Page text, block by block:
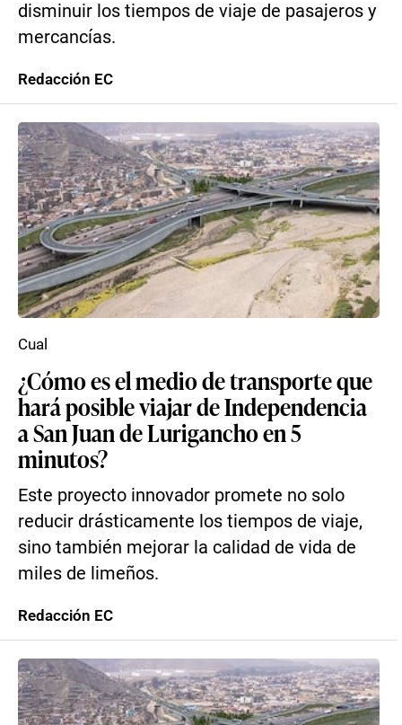
disminuir los tiempos de viaje de pasajeros y
mercancías.
Redacción EC
¿Cómo es el medio de transporte que
hará posible viajar de Independencia
a San Juan de Lurigancho en 5
minutos?
Este proyecto innovador promete no solo
reducir drásticamente los tiempos de viaje,
sino también mejorar la calidad de vida de
miles de limeños.
Cual
Redacción EC